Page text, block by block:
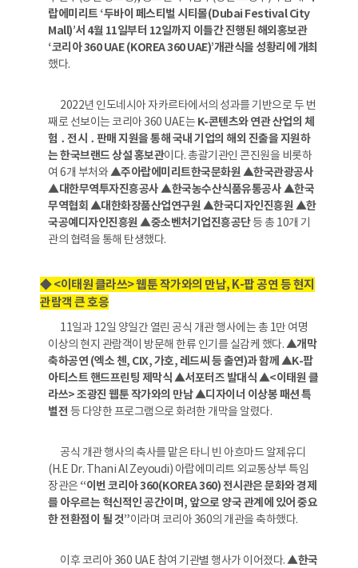
랍에미리트 ‘두바이 페스티벌 시티몰(Dubai Festival City
Mall)’서 4월 11일부터 12일까지 이틀간 진행된 해외홍보관
‘코리아 360 UAE (KOREA 360 UAE)’개관식을 성황리에 개최
했다.
2022년 인도네시아 자카르타에서의 성과를 기반으로 두 번
째로 선보이는 코리아 360 UAE는 K-콘텐츠와 연관 산업의 체
험 ․ 전시 ․ 판매 지원을 통해 국내 기업의 해외 진출을 지원하
는 한국브랜드 상설 홍보관이다. 총괄기관인 콘진원을 비롯하
여 6개 부처와▲주아랍에미리트한국문화원 ▲한국관광공사
▲대한무역투자진흥공사 ▲한국농수산식품유통공사 ▲한국
무역협회 ▲대한화장품산업연구원 ▲한국디자인진흥원 ▲한
국공예디자인진흥원 ▲중소벤처기업진흥공단등 총 10개 기
관의 협력을 통해 탄생했다.
◆ <이태원 클라쓰> 웹툰 작가와의 만남, K-팝 공연 등 현지
관람객 큰 호응
11일과 12일 양일간 열린 공식 개관 행사에는 총 1만 여명
이상의 현지 관람객이 방문해 한류 인기를 실감케 했다.▲개막
축하공연 (엑소 첸, CIX, 가호, 레드씨 등 출연)과 함께 ▲K-팝
아티스트 핸드프린팅 제막식 ▲서포터즈 발대식 ▲<이태원 클
라쓰> 조광진 웹툰 작가와의 만남 ▲디자이너 이상봉 패션 특
별전등 다양한 프로그램으로 화려한 개막을 알렸다.
공식 개관 행사의 축사를 맡은 타니 빈 아흐마드 알제유디
(H.E Dr. Thani Al Zeyoudi) 아랍에미리트 외교통상부 특임
장관은 “이번 코리아 360(KOREA 360) 전시관은 문화와 경제
를 아우르는 혁신적인 공간이며, 앞으로 양국 관계에 있어 중요
한 전환점이 될 것”이라며 코리아 360의 개관을 축하했다.
이후 코리아 360 UAE 참여 기관별 행사가 이어졌다.▲한국